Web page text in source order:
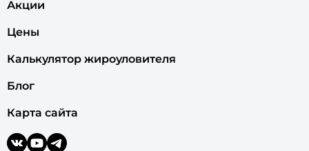
Акции
Цены
Калькулятор жироуловителя
Блог
Карта сайта